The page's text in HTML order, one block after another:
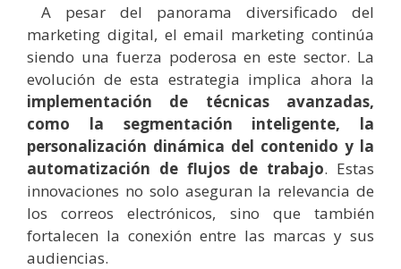
A pesar del panorama diversificado del
marketing digital, el email marketing continúa
siendo una fuerza poderosa en este sector. La
evolución de esta estrategia implica ahora la
implementación de técnicas avanzadas,
como la segmentación inteligente, la
personalización dinámica del contenido y la
automatización de flujos de trabajo. Estas
innovaciones no solo aseguran la relevancia de
los correos electrónicos, sino que también
fortalecen la conexión entre las marcas y sus
audiencias.